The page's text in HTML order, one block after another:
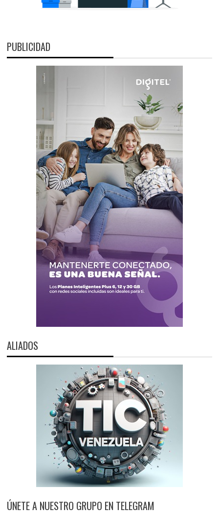
PUBLICIDAD
ALIADOS
ÚNETE A NUESTRO GRUPO EN TELEGRAM